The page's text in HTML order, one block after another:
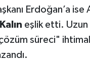
Erdoğan’a
eşlik etti. Uzun
süreci"